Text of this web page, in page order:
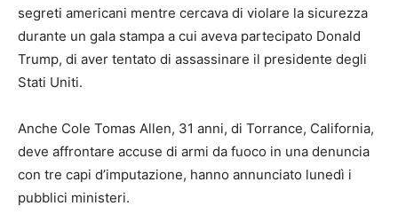
segreti americani mentre cercava di violare la sicurezza
durante un gala stampa a cui aveva partecipato Donald
Trump, di aver tentato di assassinare il presidente degli
Stati Uniti.
Anche Cole Tomas Allen, 31 anni, di Torrance, California,
deve affrontare accuse di armi da fuoco in una denuncia
con tre capi d’imputazione, hanno annunciato lunedì i
pubblici ministeri.